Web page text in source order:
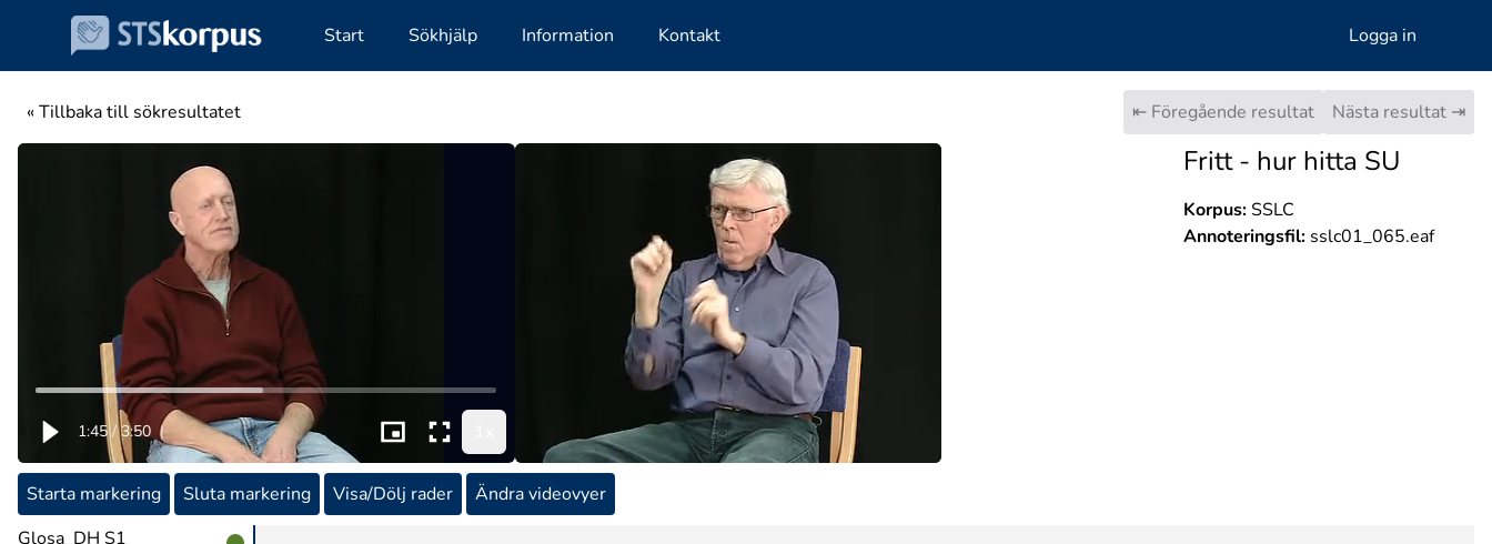
Start Sökhjälp Information Kontakt Logga in
« Tillbaka till sökresultatet ⇤ Föregående resultat Nästa resultat ⇥
1:45 / 3:50 |
Fritt - hur hitta SU
Korpus:SSLC
Annoteringsfil:sslc01_065.eaf
Starta markering Sluta markering Visa/Dölj rader
Ändra videovyer
Glosa_DH S1